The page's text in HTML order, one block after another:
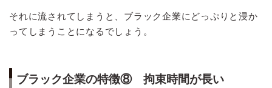
それに流されてしまうと、ブラック企業にどっぷりと浸か
ってしまうことになるでしょう。
ブラック企業の特徴⑧ 拘束時間が長い